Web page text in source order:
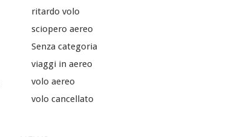
ritardo volo
sciopero aereo
Senza categoria
viaggi in aereo
volo aereo
volo cancellato